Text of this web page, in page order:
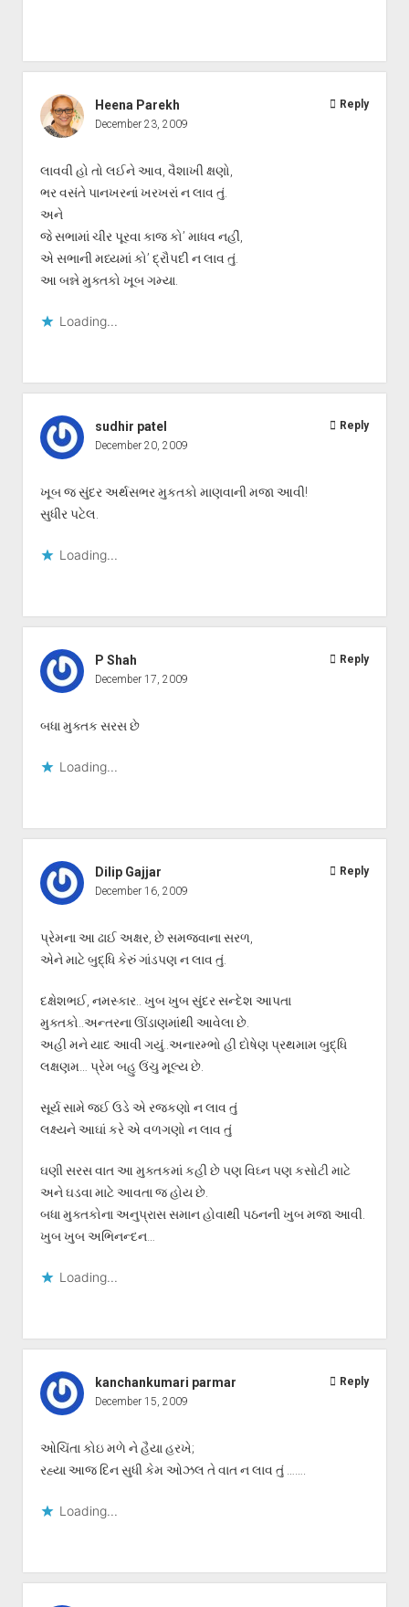
Heena Parekh
December 23, 2009
લાવવી હો તો લઈને આવ, વૈશાખી ક્ષણો,
ભર વસંતે પાનખરનાં ખરખરાં ન લાવ તું.
અને
જે સભામાં ચીર પૂરવા કાજ કો’ માધવ નહીં,
એ સભાની મધ્યમાં કો’ દ્રૌપદી ન લાવ તું.
આ બન્ને મુક્તકો ખૂબ ગમ્યા.
Loading...
Reply
sudhir patel
December 20, 2009
ખૂબ જ સુંદર અર્થસભર મુકતકો માણવાની મજા આવી!
સુધીર પટેલ.
Loading...
Reply
P Shah
December 17, 2009
બધા મુક્તક સરસ છે
Loading...
Reply
Dilip Gajjar
December 16, 2009
પ્રેમના આ ઢાઈ અક્ષર, છે સમજવાના સરળ,
એને માટે બુદ્ધિ કેરું ગાંડપણ ન લાવ તું.
દક્ષેશભઈ, નમસ્કાર.. ખુબ ખુબ સુંદર સન્દેશ આપતા
મુક્તકો..અન્તરના ઊંડાણમાંથી આવેલા છે.
અહી મને યાદ આવી ગયું..અનારમ્ભો હી દોષેણ પ્રથમામ બુદ્ધિ
લક્ષણમ… પ્રેમ બહુ ઉંચુ મૂલ્ય છે.
સૂર્ય સામે જઈ ઉડે એ રજકણો ન લાવ તું
લક્ષ્યને આઘાં કરે એ વળગણો ન લાવ તું
ઘણી સરસ વાત આ મુક્તકમાં કહી છે પણ વિઘ્ન પણ કસોટી માટે
અને ઘડવા માટે આવતા જ હોય છે.
બધા મુક્તકોના અનુપ્રાસ સમાન હોવાથી પઠનની ખુબ મજા આવી.
ખુબ ખુબ અભિનન્દન…
Loading...
Reply
kanchankumari parmar
December 15, 2009
ઓચિંતા કોઇ મળે ને હૈયા હરખે;
રહ્યા આજ દિન સુધી કેમ ઓઝલ તે વાત ન લાવ તું …….
Loading...
Reply